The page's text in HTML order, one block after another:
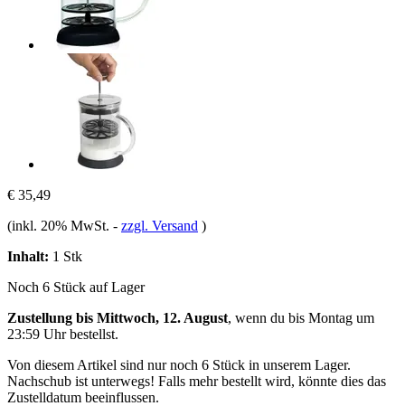
€ 35,49
(inkl. 20% MwSt. - zzgl. Versand )
Inhalt: 1 Stk
Noch 6 Stück auf Lager
Zustellung bis Mittwoch, 12. August, wenn du bis Montag um
23:59 Uhrbestellst.
Von diesem Artikel sind nur noch 6 Stück in unserem Lager.
Nachschub ist unterwegs! Falls mehr bestellt wird, könnte dies das
Zustelldatum beeinflussen.